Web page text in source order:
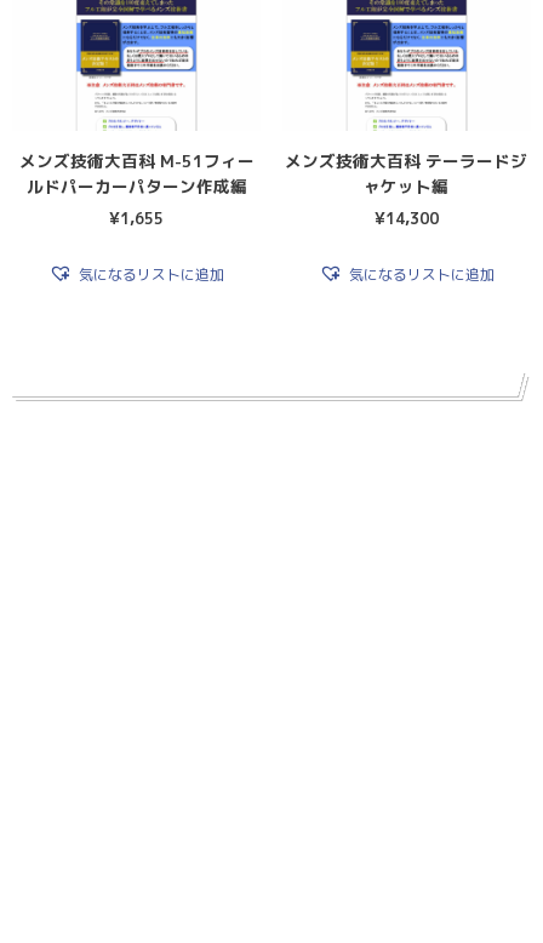
メンズ技術大百科 M-51フィー
ルドパーカーパターン作成編
¥1,655
気になるリストに追加
メンズ技術大百科 テーラードジ
ャケット編
¥14,300
気になるリストに追加